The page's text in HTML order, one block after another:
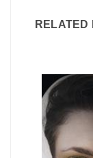
RELATED